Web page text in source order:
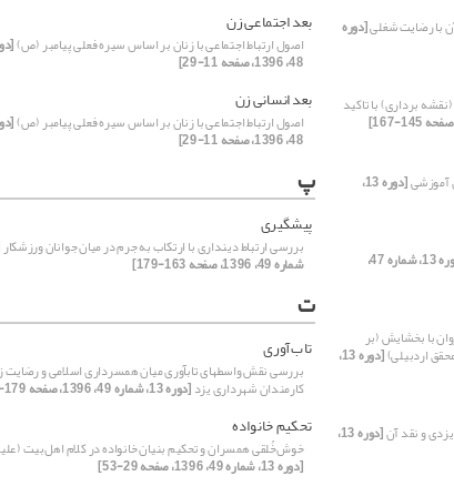
با رضایت شغلی[دوره
برداری) با تاکید
آموزشی [دوره 13،
[دوره 13، شماره 47،
با بخشایش (بر
اردبیلی) [دوره 13،
و نقد آن [دوره 13،
بعد اجتماعی زن
اصول ارتباط اجتماعی با زنان بر اساس سیره فعلی پیامبر (ص)
48، 1396، صفحه 11-29]
بعد انسانی زن
اصول ارتباط اجتماعی با زنان بر اساس سیره فعلی پیامبر (ص)
48، 1396، صفحه 11-29]
پ
پیشگیری
بررسی ارتباط دینداری با ارتکاب به جرم در میان جوانان ورزشکار
شماره 49، 1396، صفحه 163-179]
ت
تاب‌آوری
بررسی نقش واسطهای تابآوری میان همسرداری اسلامی و رضایت
کارمندان شهرداری یزد[دوره 13، شماره 49، 1396، صفحه 179-212]
تحکیم خانواده
خوش‌خُلقی همسران و تحکیم بنیان خانواده در کلام اهل‌بیت
[دوره 13، شماره 49، 1396، صفحه 29-53]